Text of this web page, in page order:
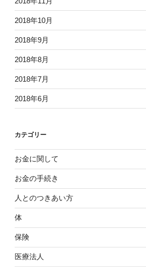
2018年10月
2018年9月
2018年8月
2018年7月
2018年6月
カテゴリー
お金に関して
お金の手続き
人とのつきあい方
体
保険
医療法人